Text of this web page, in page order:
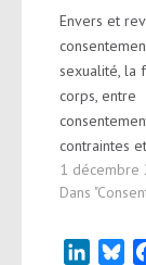
Envers et
sexualité, la
corps, entre
contraintes
1 décembre
Dans